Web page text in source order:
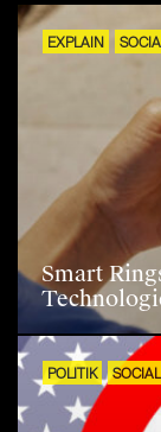
EXPLAIN
Smart
POLITIK SOCIAL